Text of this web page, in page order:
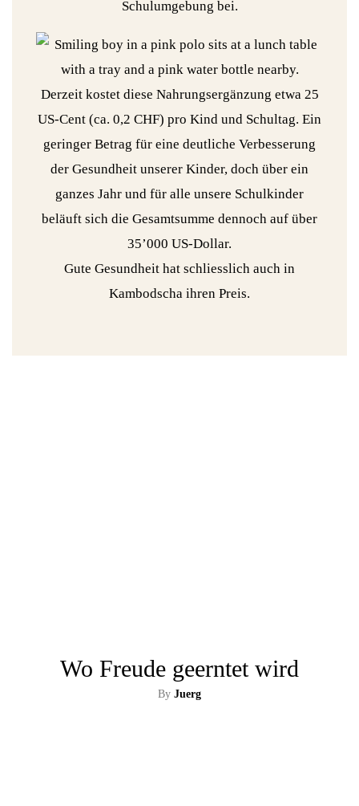
Schulumgebung bei.
Derzeit kostet diese Nahrungsergänzung etwa 25
US-Cent (ca. 0,2 CHF) pro Kind und Schultag. Ein
geringer Betrag für eine deutliche Verbesserung
der Gesundheit unserer Kinder, doch über ein
ganzes Jahr und für alle unsere Schulkinder
beläuft sich die Gesamtsumme dennoch auf über
35’000 US-Dollar.
Gute Gesundheit hat schliesslich auch in
Kambodscha ihren Preis.
Wo Freude geerntet wird
By Juerg